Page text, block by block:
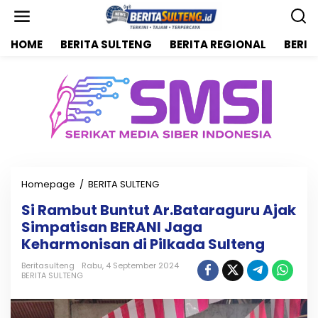
HOME BERITA SULTENG BERITA REGIONAL
Homepage / BERITA SULTENG
R
a
m
b
u
u
Si Rambut Buntut Ar.Bataraguru Ajak
Simpatisan BERANI Jaga
Keharmonisan di Pilkada Sulteng
Beritasulteng
Rabu, 4 September 2024
BERITA SULTENG